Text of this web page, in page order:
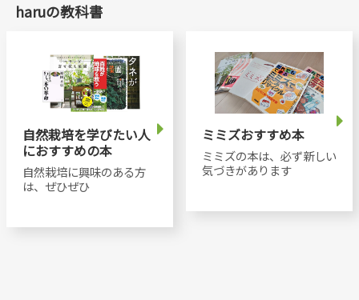
haruの教科書
自然栽培を学びたい人
におすすめの本
自然栽培に興味のある方
は、ぜひぜひ
ミミズおすすめ本
ミミズの本は、必ず新しい
気づきがあります